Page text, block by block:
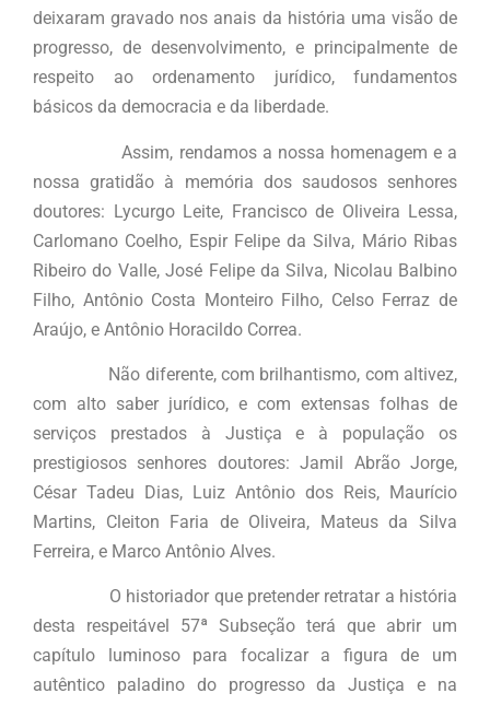
deixaram gravado nos anais da história uma visão de
progresso, de desenvolvimento, e principalmente de
respeito ao ordenamento jurídico, fundamentos
básicos da democracia e da liberdade.
Assim, rendamos a nossa homenagem e a
nossa gratidão à memória dos saudosos senhores
doutores: Lycurgo Leite, Francisco de Oliveira Lessa,
Carlomano Coelho, Espir Felipe da Silva, Mário Ribas
Ribeiro do Valle, José Felipe da Silva, Nicolau Balbino
Filho, Antônio Costa Monteiro Filho, Celso Ferraz de
Araújo, e Antônio Horacildo Correa.
Não diferente, com brilhantismo, com altivez,
com alto saber jurídico, e com extensas folhas de
serviços prestados à Justiça e à população os
prestigiosos senhores doutores: Jamil Abrão Jorge,
César Tadeu Dias, Luiz Antônio dos Reis, Maurício
Martins, Cleiton Faria de Oliveira, Mateus da Silva
Ferreira, e Marco Antônio Alves.
O historiador que pretender retratar a história
desta respeitável 57ª Subseção terá que abrir um
capítulo luminoso para focalizar a figura de um
autêntico paladino do progresso da Justiça e na